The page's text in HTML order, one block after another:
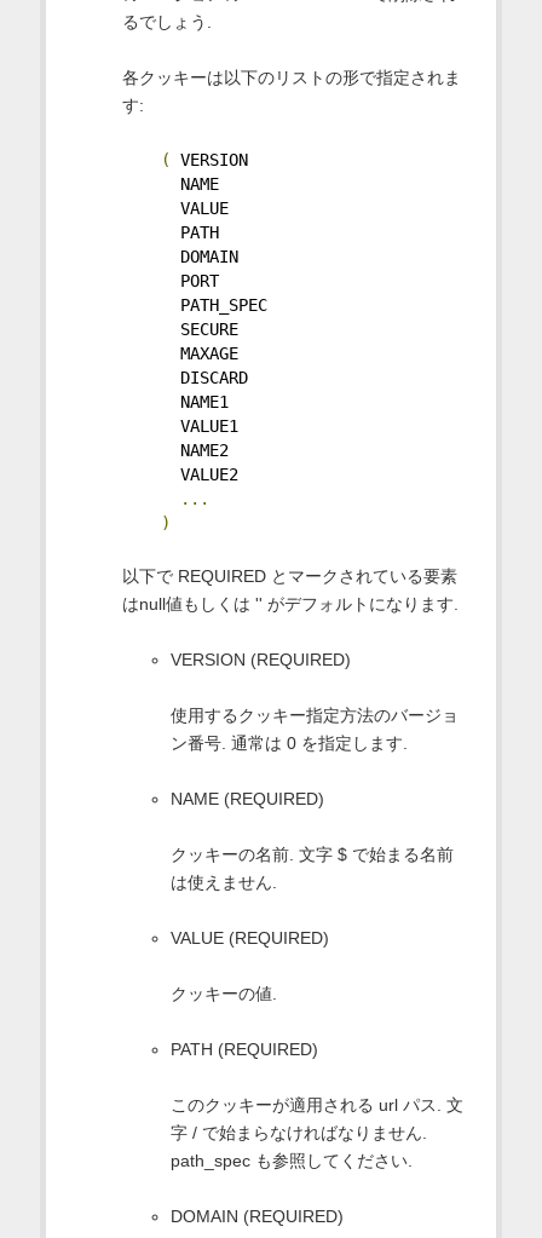
るでしょう.
各クッキーは以下のリストの形で指定されま
す:
(
VERSION
NAME
VALUE
PATH
DOMAIN
PORT
PATH_SPEC
SECURE
MAXAGE
DISCARD
NAME1
VALUE1
NAME2
VALUE2
...
)
以下で REQUIRED とマークされている要素
はnull値もしくは '' がデフォルトになります.
VERSION (REQUIRED)
使用するクッキー指定方法のバージョ
ン番号. 通常は 0 を指定します.
NAME (REQUIRED)
クッキーの名前. 文字 $ で始まる名前
は使えません.
VALUE (REQUIRED)
クッキーの値.
PATH (REQUIRED)
このクッキーが適用される url パス. 文
字 / で始まらなければなりません.
path_spec も参照してください.
DOMAIN (REQUIRED)